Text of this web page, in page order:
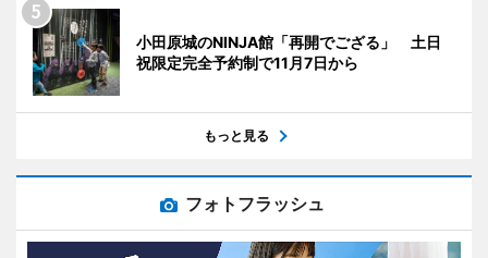
小田原城のNINJA館「再開でござる」 土日
祝限定完全予約制で11月7日から
もっと見る
フォトフラッシュ